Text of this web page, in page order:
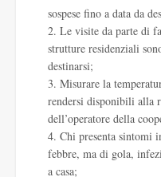
sospese fino a data da
2. Le visite da parte di
strutture residenziali
destinarsi;
3. Misurare la
rendersi disponibili alla
dell’operatore della
4. Chi presenta sintomi
febbre, ma di gola,
a casa;